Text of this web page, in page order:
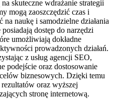
skuteczne wdrażanie strategii
mogą zaoszczędzić czas i
naukę i samodzielne działania
dostęp do narzędzi
umożliwiają dokładne
prowadzonych działań.
z usług agencji SEO,
podejście oraz dostosowanie
biznesowych. Dzięki temu
oraz wyższej
stronę internetową.